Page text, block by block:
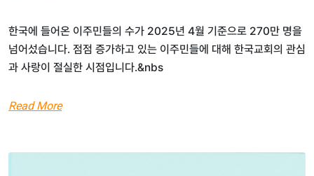
한국에 들어온 이주민들의 수가 2025년 4월 기준으로 270만 명을
넘어섰습니다. 점점 증가하고 있는 이주민들에 대해 한국교회의 관심
과 사랑이 절실한 시점입니다.&nbs
Read More